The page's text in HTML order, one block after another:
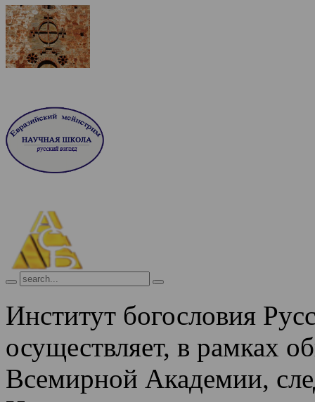
Институт богословия
осуществляет, в рамках
Всемирной Академии,